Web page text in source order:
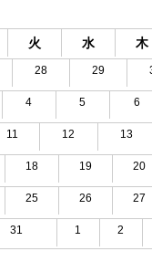
火 水 木
28 29
4 5 6
11 12 13
18 19 20
25 26 27
31 1 2